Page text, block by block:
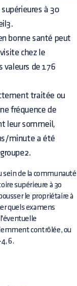
à 30
bonne santé peut
chez le
valeurs de 176
traitée ou
fréquence de
leur sommeil,
minute a été
sein de la communauté
supérieure à 30
le propriétaire à
quels examens
contrôlée, ou
6.